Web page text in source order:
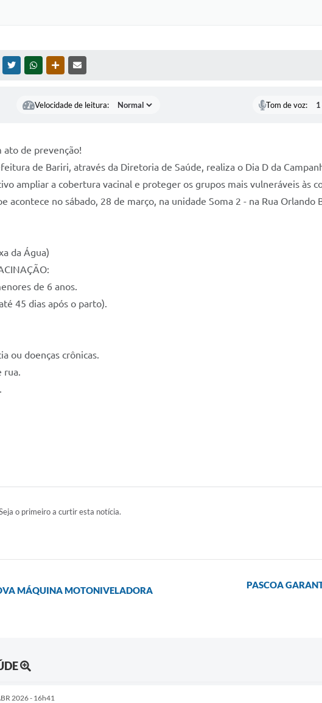
MESSENGER
TWITTERWHATSAPPOUTRAS MÍDIAS
Velocidade de leitura: Tom de voz:
ato de prevenção!
de Bariri, através da Diretoria de Saúde, realiza o Dia D da
ampliar a cobertura vacinal e proteger os grupos mais vulneráveis às
acontece no sábado, 28 de março, na unidade Soma 2 - na Rua Orlando
da Água)
de 6 anos.
45 dias após o parto).
ou doenças crônicas.
rua.
o primeiro a curtir esta notícia.
MÁQUINA MOTONIVELADORA
PASCOA
2026 - 16h41